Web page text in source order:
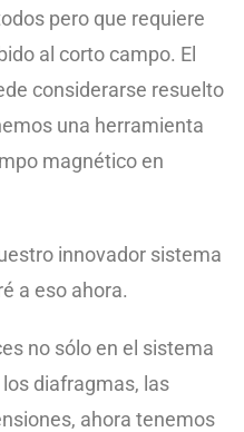
pero que requiere
al corto campo. El
considerarse resuelto
una herramienta
magnético en
innovador sistema
a eso ahora.
no sólo en el sistema
diafragmas, las
ahora tenemos